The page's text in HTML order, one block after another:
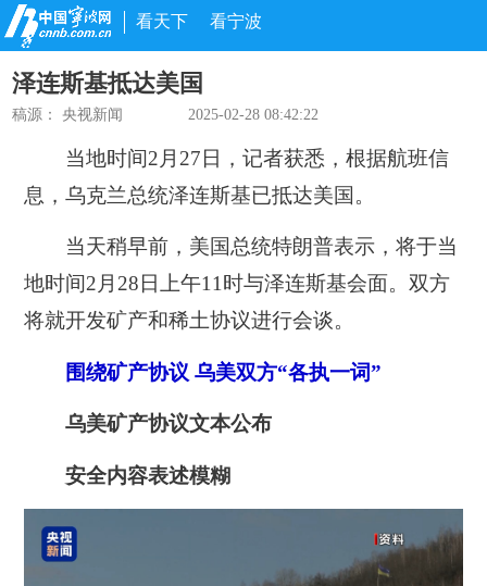
看天下 看宁波
泽连斯基抵达美国
稿源：央视新闻 2025-02-28 08:42:22
当地时间2月27日，记者获悉，根据航班信
息，乌克兰总统泽连斯基已抵达美国。
当天稍早前，美国总统特朗普表示，将于当
地时间2月28日上午11时与泽连斯基会面。双方
将就开发矿产和稀土协议进行会谈。
围绕矿产协议 乌美双方“各执一词”
乌美矿产协议文本公布
安全内容表述模糊